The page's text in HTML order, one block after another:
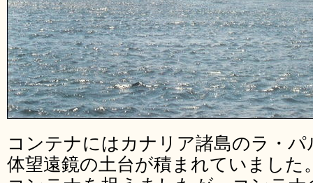
コンテナにはカナリア諸島のラ・
体望遠鏡の土台が積まれていました